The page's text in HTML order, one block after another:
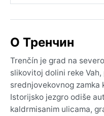
O Тренчин
Trenčín je grad na
slikovitoj dolini reke
srednjovekovnog zamka
Istorijsko jezgro odiše
kaldrmisanim ulicama,